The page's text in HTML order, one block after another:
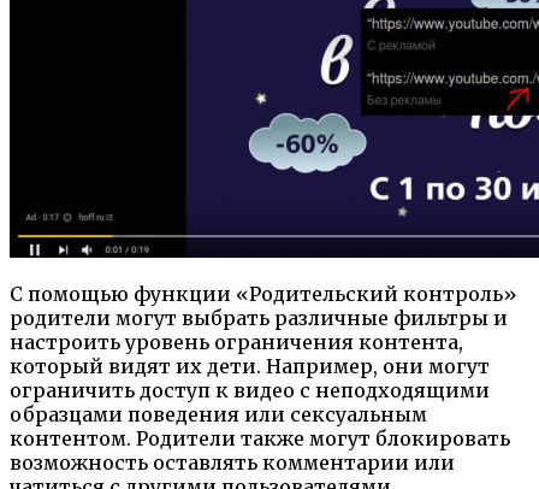
С помощью функции «Родительский контроль»
родители могут выбрать различные фильтры и
настроить уровень ограничения контента,
который видят их дети. Например, они могут
ограничить доступ к видео с неподходящими
образцами поведения или сексуальным
контентом. Родители также могут блокировать
возможность оставлять комментарии или